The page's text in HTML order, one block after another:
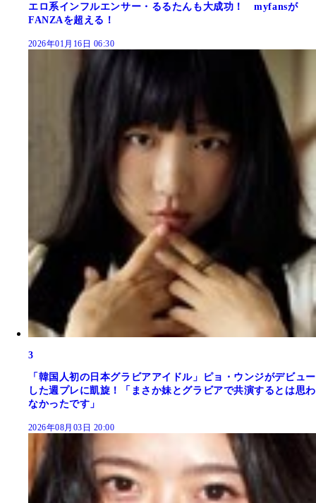
エロ系インフルエンサー・るるたんも大成功！ myfansが
FANZAを超える！
2026年01月16日 06:30
3
「韓国人初の日本グラビアアイドル」ピョ・ウンジがデビュー
した週プレに凱旋！「まさか妹とグラビアで共演するとは思わ
なかったです」
2026年08月03日 20:00